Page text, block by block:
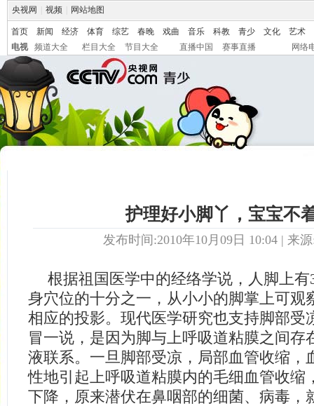
央视网 视频 网站地图
首页 新闻 经济 体育 综艺 春晚 戏曲 音乐 科教 青少 文化
艺术
电视
频道大全 栏目大全 节目大全 直播中国 赛事直播 网络
护理好小脚丫，宝宝不
发布时间:2010年10月09日 10:04 | 来
根据祖国医学中的经络学说，人脚上有
身穴位的十分之一，从小小的脚掌上可观
相应的投影。现代医学研究也支持脚部受
冒一说，是因为脚与上呼吸道粘膜之间存
液联系。一旦脚部受凉，局部血管收缩，
性地引起上呼吸道粘膜内的毛细血管收缩
下降，原来潜伏在鼻咽部的细菌、病毒，